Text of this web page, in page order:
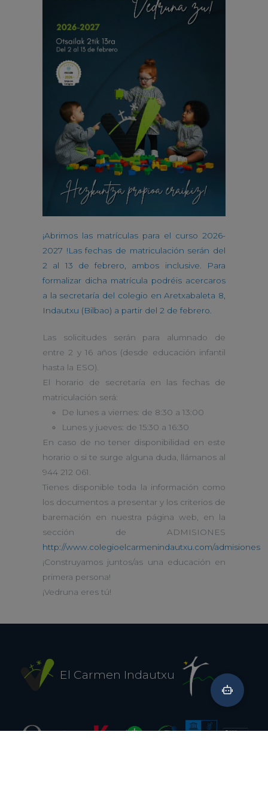
¡Abrimos las matrículas para el curso 2026-
2027 !Las fechas de matriculación serán del
2 al 13 de febrero, ambos inclusive. Para
formalizar dicha matrícula podréis acercaros
a la secretaría del colegio en Aretxabaleta 8,
Indautxu (Bilbao) a partir del 2 de febrero.
Las solicitudes serán para alumnado de
entre 2 y 16 años (desde educación infantil
hasta la ESO).
El horario de secretaría en las fechas de
matriculación será:
De lunes a viernes: de 8:30 a 13:00
Lunes y jueves: de 15:30 a 16:30
En caso de no tener disponibilidad en este
horario o si te surge alguna duda, llámanos al
944 212 061.
Tienes disponible toda la información como
los documentos a presentar y los criterios de
baremación en nuestra página web, en la
sección de ADMISIONES
http://www.colegioelcarmenindautxu.com/admisiones
¡Construyamos juntos/as una educación en
primera persona!
¡Vedruna eres tú!
El Carmen Indautxu